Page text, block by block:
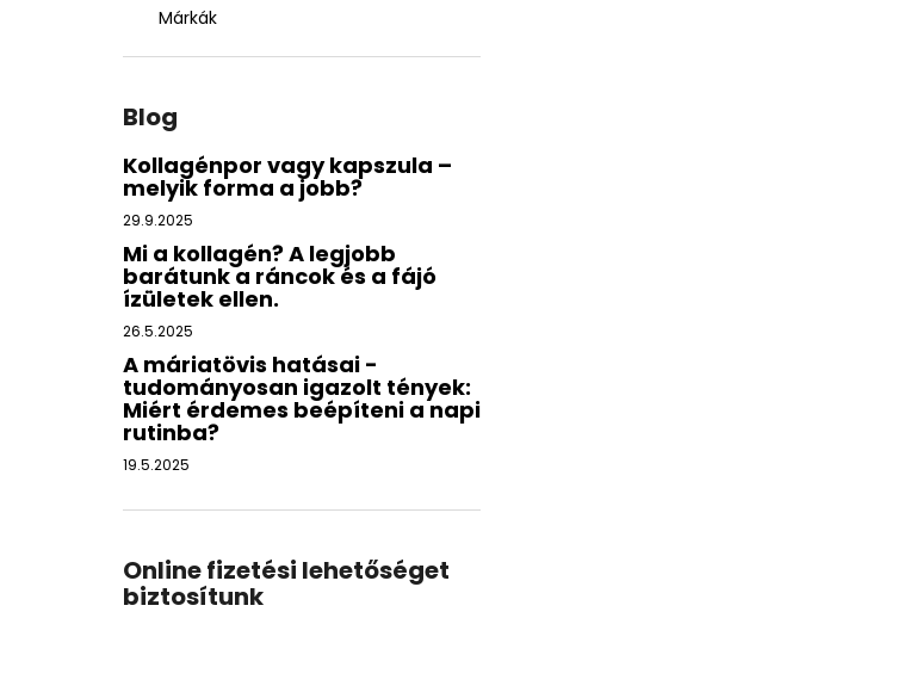
Márkák
Blog
Kollagénpor vagy kapszula –
melyik forma a jobb?
29.9.2025
Mi a kollagén? A legjobb
barátunk a ráncok és a fájó
ízületek ellen.
26.5.2025
A máriatövis hatásai -
tudományosan igazolt tények:
Miért érdemes beépíteni a napi
rutinba?
19.5.2025
Online fizetési lehetőséget
biztosítunk